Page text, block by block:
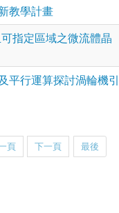
教學計畫
指定區域之微流體晶
平行運算探討渦輪機引
頁 下一頁 最後